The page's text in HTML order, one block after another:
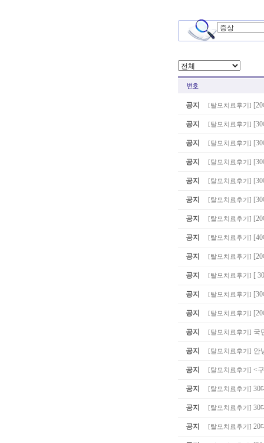
공지 [탈모치료후기 ]
공지 [탈모치료후기 ]
공지 [탈모치료후기 ]
공지 [탈모치료후기 ]
공지 [탈모치료후기 ]
공지 [탈모치료후기 ]
공지 [탈모치료후기 ]
공지 [탈모치료후기 ]
공지 [탈모치료후기 ]
공지 [탈모치료후기 ] [
공지 [탈모치료후기 ]
공지 [탈모치료후기 ]
공지 [탈모치료후기 ] 국
공지 [탈모치료후기 ] 안
공지 [탈모치료후기 ] <
공지 [탈모치료후기 ] 30
공지 [탈모치료후기 ] 30
공지 [탈모치료후기 ] 20